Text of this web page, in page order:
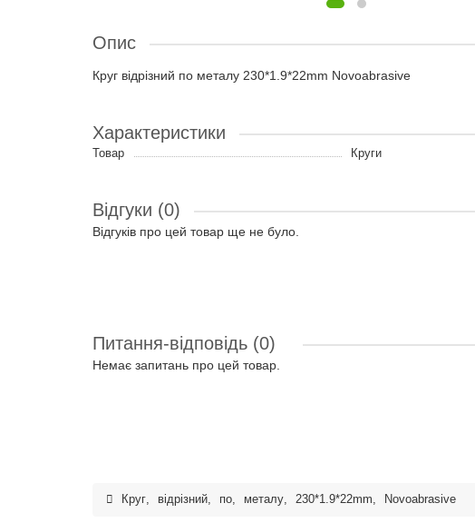
Опис
Круг відрізний по металу 230*1.9*22mm Novoabrasive
Характеристики
Товар Круги
Відгуки (0)
Відгуків про цей товар ще не було.
Питання-відповідь (0)
Немає запитань про цей товар.
Круг, відрізний, по, металу, 230*1.9*22mm, Novoabrasive